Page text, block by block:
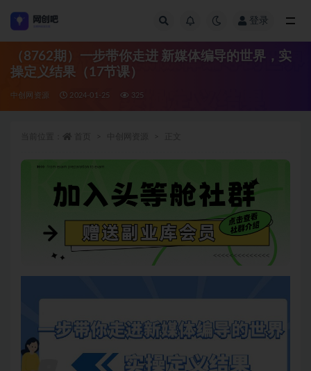
登录
（8762期）一步带你走进 新媒体编导的世界，实
操定义结果（17节课）
中创网资源 2024-01-25 325